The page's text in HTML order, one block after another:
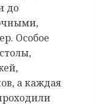
до
Особое
а каждая